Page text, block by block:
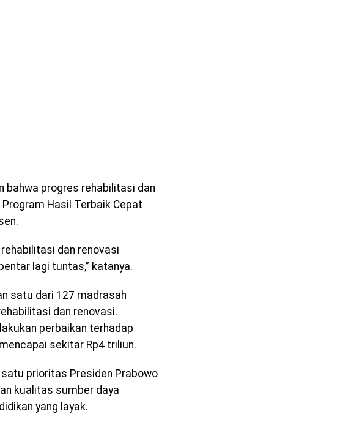
bahwa progres rehabilitasi dan
Hasil Terbaik Cepat
dan renovasi
lagi tuntas,” katanya.
satu dari 127 madrasah
dan renovasi.
perbaikan terhadap
sekitar Rp4 triliun.
prioritas Presiden Prabowo
kualitas sumber daya
yang layak.